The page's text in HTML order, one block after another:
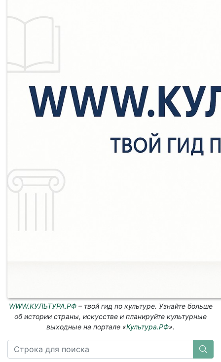
WWW.КУЛЬТУРА.РФ– твой гид по культуре. Узнайте больше
об истории страны, искусстве и планируйте культурные
выходные на портале «Культура.РФ».